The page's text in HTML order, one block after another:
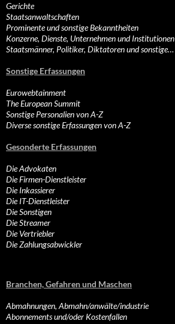
Gerichte
Staatsanwaltschaften
Prominente und sonstige Bekanntheiten
Konzerne, Dienste, Unternehmen und Institutionen
Staatsmänner, Politiker, Diktatoren und sonstige…
Sonstige Erfassungen
Eurowebtainment
The European Summit
Sonstige Personalien von A-Z
Diverse sonstige Erfassungen von A-Z
Gesonderte Erfassungen
Die Advokaten
Die Firmen-Dienstleister
Die Inkassierer
Die IT-Dienstleister
Die Sonstigen
Die Streamer
Die Vertriebler
Die Zahlungsabwickler
Branchen, Gefahren und Maschen
Abmahnungen, Abmahn/anwälte/industrie
Abonnements und/oder Kostenfallen